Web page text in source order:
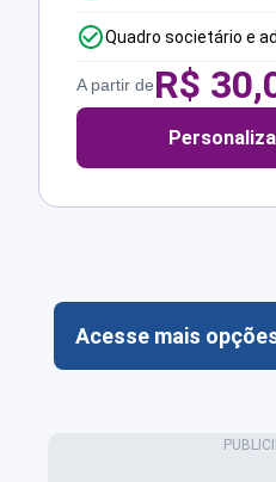
Quadro societário e
A partir deR$
Acesse mais